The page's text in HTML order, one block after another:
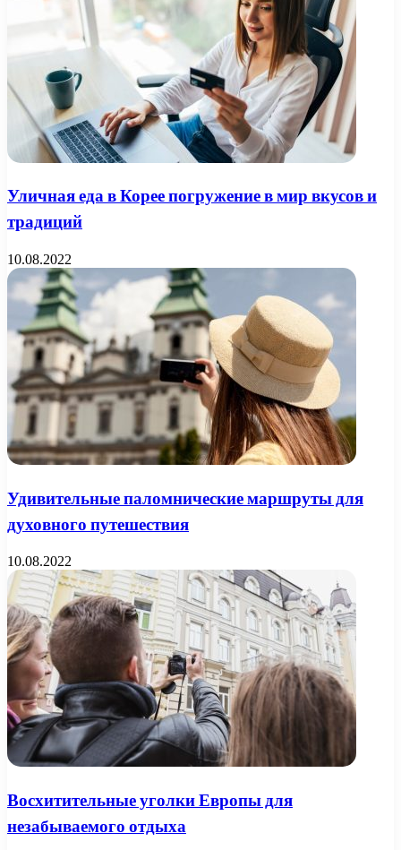
Уличная еда в Корее погружение в мир вкусов и
традиций
10.08.2022
Удивительные паломнические маршруты для
духовного путешествия
10.08.2022
Восхитительные уголки Европы для
незабываемого отдыха